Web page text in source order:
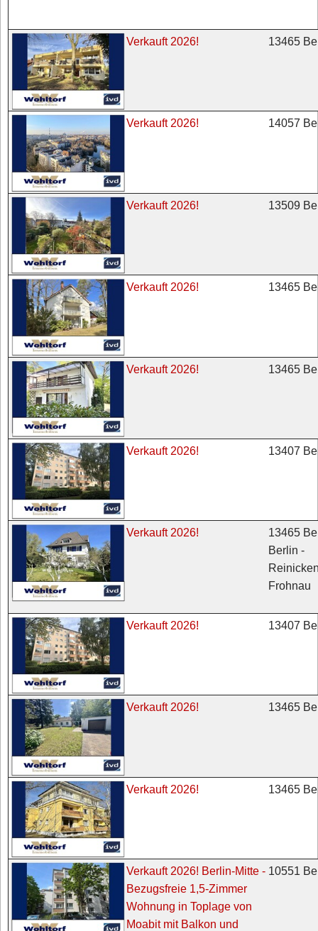
Verkauft 2026! 13465
Verkauft 2026! 14057
Verkauft 2026! 13509
Verkauft 2026! 13465
Verkauft 2026! 13465
Verkauft 2026! 13407
Verkauft 2026!
13465
Berlin -
Frohnau
Verkauft 2026! 13407
Verkauft 2026! 13465
Verkauft 2026! 13465
Verkauft 2026! Berlin-Mitte -
Bezugsfreie 1,5-Zimmer
Wohnung in Toplage von
Moabit mit Balkon und
10551